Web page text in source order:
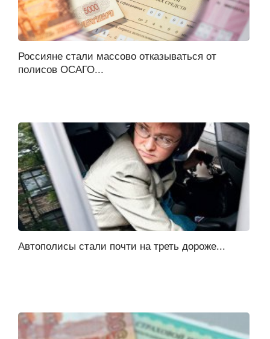
Россияне стали массово отказываться от
полисов ОСАГО...
Автополисы стали почти на треть дороже...